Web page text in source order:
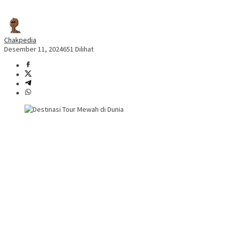
Chakpedia
Desember 11, 2024651 Dilihat